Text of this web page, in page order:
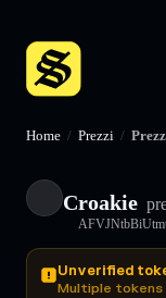
Home / Prezzi /
Croakie
Unverified
Multiple tokens